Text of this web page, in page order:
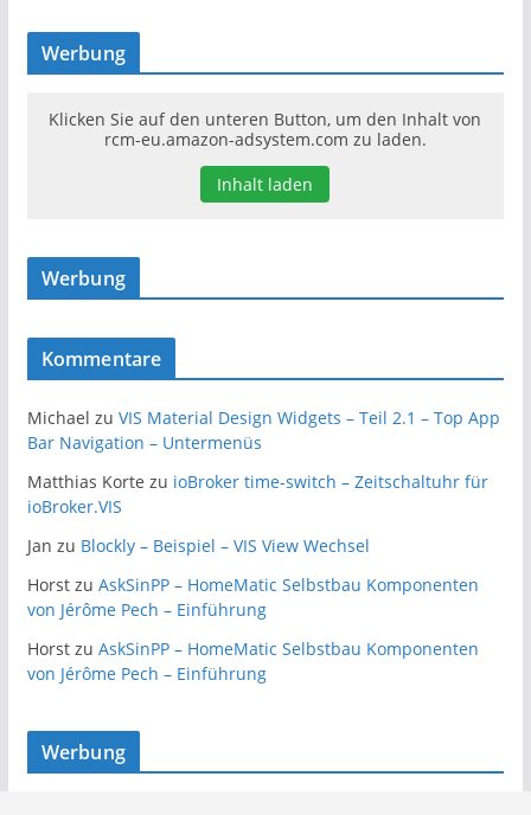
Werbung
Klicken Sie auf den unteren Button, um den Inhalt von
rcm-eu.amazon-adsystem.com zu laden.
Inhalt laden
Werbung
Kommentare
Michael zu VIS Material Design Widgets – Teil 2.1 – Top App
Bar Navigation – Untermenüs
Matthias Korte zu ioBroker time-switch – Zeitschaltuhr für
ioBroker.VIS
Jan zu Blockly – Beispiel – VIS View Wechsel
Horstzu AskSinPP – HomeMatic Selbstbau Komponenten
von Jérôme Pech – Einführung
Horstzu AskSinPP – HomeMatic Selbstbau Komponenten
von Jérôme Pech – Einführung
Werbung